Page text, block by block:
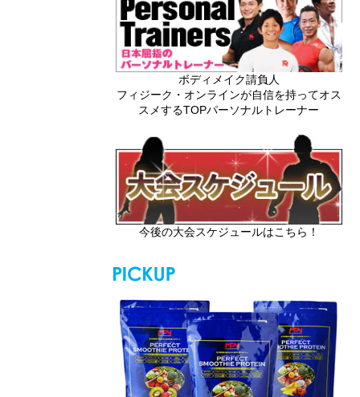
ボディメイク請負人
フィジーク・オンラインが自信を持ってオス
スメするTOPパーソナルトレーナー
今後の大会スケジュールはこちら！